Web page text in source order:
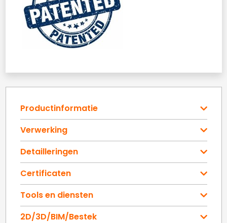
Productinformatie
Verwerking
Detailleringen
Certificaten
Tools en diensten
2D/3D/BIM/Bestek